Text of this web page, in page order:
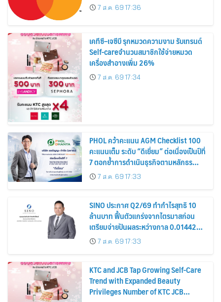
7 ส.ค. 69 17:36
เคทีซี–เจซีบี รุกหมวดความงาม รับเทรนด์
Self-careจำนวนสมาชิกใช้จ่ายหมวด
เครื่องสำอางเพิ่ม 26%
7 ส.ค. 69 17:34
PHOL คว้าคะแนน AGM Checklist 100
คะแนนเต็ม ระดับ “ดีเยี่ยม” ต่อเนื่องเป็นปีที่
7 ตอกย้ำการดำเนินธุรกิจตามหลักธร
รมาภิบาล โปร่งใส สร้างความเชื่อมั่นผู้ถือ
หุ้น
7 ส.ค. 69 17:33
SINO ประกาศ Q2/69 ทำกำไรสุทธิ 10
ล้านบาท ฟื้นตัวแกร่งจากไตรมาสก่อน
เตรียมจ่ายปันผลระหว่างกาล 0.014423
บาทต่อหุ้น ครึ่งปีหลังมุ่งเติบโตต่อเนื่อง
7 ส.ค. 69 17:33
KTC and JCB Tap Growing Self-Care
Trend with Expanded Beauty
Privileges Number of KTC JCB